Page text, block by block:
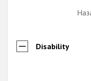
Disability